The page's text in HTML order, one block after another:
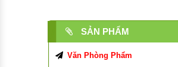
SẢN PHẨM
Văn Phòng Phẩm